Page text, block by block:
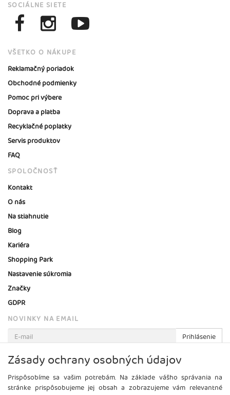
SOCIÁLNE SIETE
VŠETKO O NÁKUPE
Reklamačný poriadok
Obchodné podmienky
Pomoc pri výbere
Doprava a platba
Recyklačné poplatky
Servis produktov
FAQ
SPOLOČNOSŤ
Kontakt
O nás
Na stiahnutie
Blog
Kariéra
Shopping Park
Nastavenie súkromia
Značky
GDPR
NOVINKY NA EMAIL
Prihlásenie
Viac informácií o tejto službe
Zásady ochrany osobných údajov
Prispôsobíme sa vašim potrebám. Na základe vášho správania na
stránke prispôsobujeme jej obsah a zobrazujeme vám relevantné